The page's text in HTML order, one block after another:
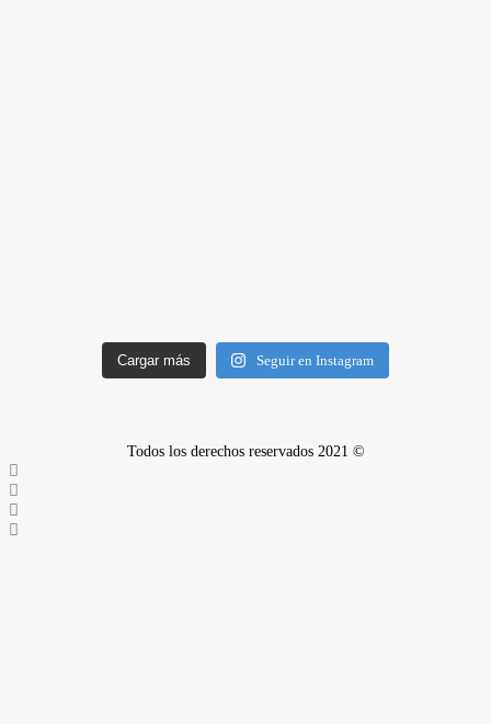
Cargar más Seguir en Instagram
Todos los derechos reservados 2021 ©